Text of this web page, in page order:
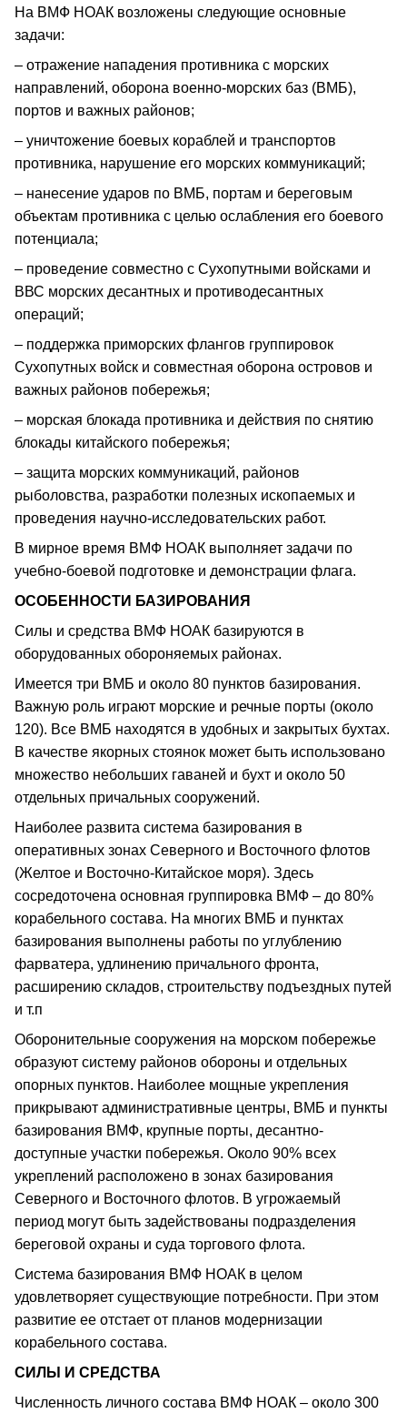
На ВМФ НОАК возложены следующие основные
задачи:
– отражение нападения противника с морских
направлений, оборона военно-морских баз (ВМБ),
портов и важных районов;
– уничтожение боевых кораблей и транспортов
противника, нарушение его морских коммуникаций;
– нанесение ударов по ВМБ, портам и береговым
объектам противника с целью ослабления его боевого
потенциала;
– проведение совместно с Сухопутными войсками и
ВВС морских десантных и противодесантных
операций;
– поддержка приморских флангов группировок
Сухопутных войск и совместная оборона островов и
важных районов побережья;
– морская блокада противника и действия по снятию
блокады китайского побережья;
– защита морских коммуникаций, районов
рыболовства, разработки полезных ископаемых и
проведения научно-исследовательских работ.
В мирное время ВМФ НОАК выполняет задачи по
учебно-боевой подготовке и демонстрации флага.
ОСОБЕННОСТИ БАЗИРОВАНИЯ
Силы и средства ВМФ НОАК базируются в
оборудованных обороняемых районах.
Имеется три ВМБ и около 80 пунктов базирования.
Важную роль играют морские и речные порты (около
120). Все ВМБ находятся в удобных и закрытых бухтах.
В качестве якорных стоянок может быть использовано
множество небольших гаваней и бухт и около 50
отдельных причальных сооружений.
Наиболее развита система базирования в
оперативных зонах Северного и Восточного флотов
(Желтое и Восточно-Китайское моря). Здесь
сосредоточена основная группировка ВМФ – до 80%
корабельного состава. На многих ВМБ и пунктах
базирования выполнены работы по углублению
фарватера, удлинению причального фронта,
расширению складов, строительству подъездных путей
и т.п
Оборонительные сооружения на морском побережье
образуют систему районов обороны и отдельных
опорных пунктов. Наиболее мощные укрепления
прикрывают административные центры, ВМБ и пункты
базирования ВМФ, крупные порты, десантно-
доступные участки побережья. Около 90% всех
укреплений расположено в зонах базирования
Северного и Восточного флотов. В угрожаемый
период могут быть задействованы подразделения
береговой охраны и суда торгового флота.
Система базирования ВМФ НОАК в целом
удовлетворяет существующие потребности. При этом
развитие ее отстает от планов модернизации
корабельного состава.
СИЛЫ И СРЕДСТВА
Численность личного состава ВМФ НОАК – около 300